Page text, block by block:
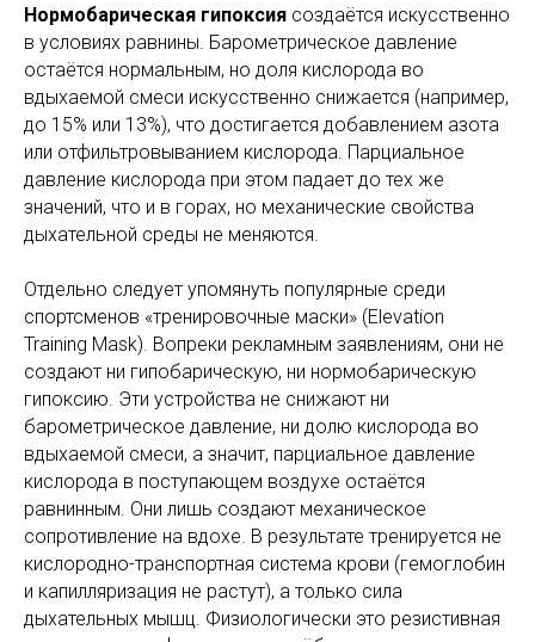
Нормобарическая гипоксия создаётся искусственно
в условиях равнины. Барометрическое давление
остаётся нормальным, но доля кислорода во
вдыхаемой смеси искусственно снижается (например,
до 15% или 13%), что достигается добавлением азота
или отфильтровыванием кислорода. Парциальное
давление кислорода при этом падает до тех же
значений, что и в горах, но механические свойства
дыхательной среды не меняются.
Отдельно следует упомянуть популярные среди
спортсменов «тренировочные маски» (Elevation
Training Mask). Вопреки рекламным заявлениям, они не
создают ни гипобарическую, ни нормобарическую
гипоксию. Эти устройства не снижают ни
барометрическое давление, ни долю кислорода во
вдыхаемой смеси, а значит, парциальное давление
кислорода в поступающем воздухе остаётся
равнинным. Они лишь создают механическое
сопротивление на вдохе. В результате тренируется не
кислородно-транспортная система крови (гемоглобин
и капилляризация не растут), а только сила
дыхательных мышц. Физиологически это резистивная